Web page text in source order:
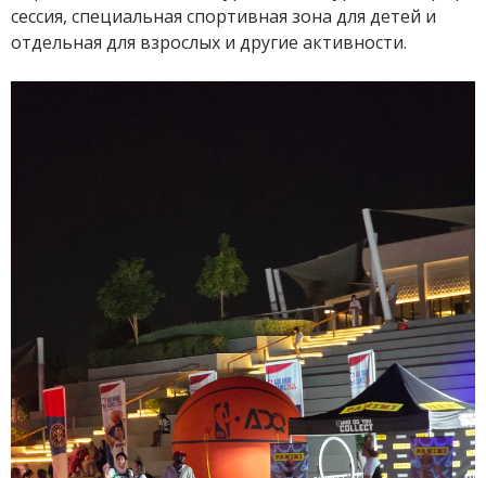
сессия, специальная спортивная зона для детей и
отдельная для взрослых и другие активности.